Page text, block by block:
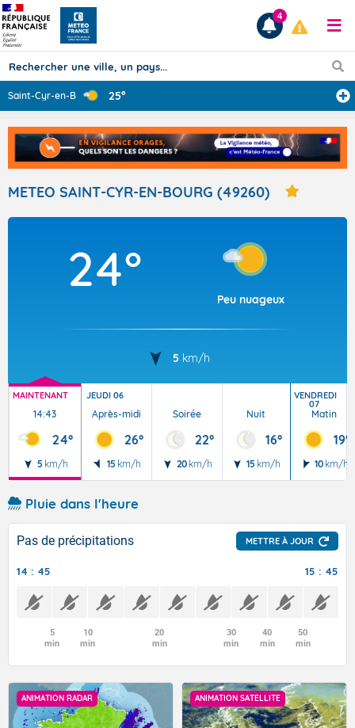
Prévisions
TOUS LES RÉSULTATS
Articles
4
Saint-Cyr-en-Bo ... 25°
METEO SAINT-CYR-EN-BOURG (49260)
24°
Peu nuageux
5 km/h
MAINTENANT
14:43
24°
5 km/h
JEUDI 06
Après-midi
26°
15 km/h
Soirée
22°
20 km/h
Nuit
16°
15 km/h
VENDREDI
07
Matin
19°
10 km/h
Pluie dans l'heure
Pas de précipitations METTRE À JOUR
14 : 45 15 : 45
5
min
10
min
20
min
30
min
40
min
50
min
ANIMATION RADAR ANIMATION SATELLITE